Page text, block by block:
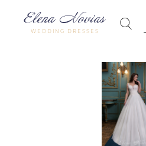
WEDDING DRESSES